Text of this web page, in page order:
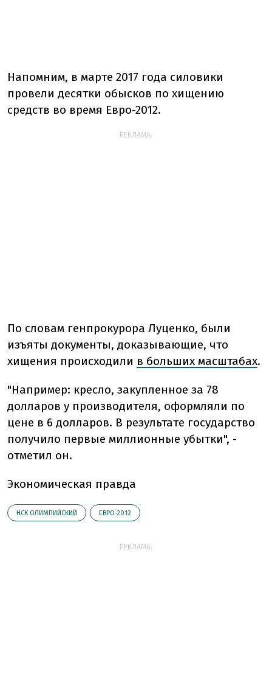
Напомним, в марте 2017 года силовики
провели десятки обысков по хищению
средств во время Евро-2012.
РЕКЛАМА:
По словам генпрокурора Луценко, были
изъяты документы, доказывающие, что
хищения происходили в больших масштабах.
"Например: кресло, закупленное за 78
долларов у производителя, оформляли по
цене в 6 долларов. В результате государство
получило первые миллионные убытки", -
отметил он.
Экономическая правда
НСК ОЛИМПИЙСКИЙ ЕВРО-2012
РЕКЛАМА: